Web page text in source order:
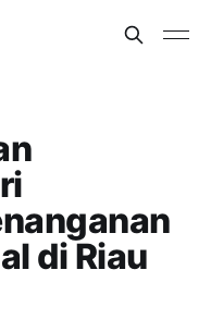
di Riau